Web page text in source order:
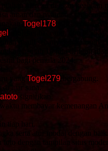
mereka dengan keahlian
aman dan nyaman saat bermain
Togel178
result sebanyak 6 kali sehari.
bagi pemula 2024.
yangTogel279 bergabung.
di luar sana.
signifikan.
membayar kemenangan
tiap hari.
serta atur modal dengan baik.
dengan tampilan situs